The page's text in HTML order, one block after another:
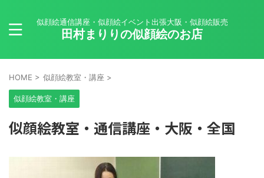
似顔絵通信講座・似顔絵イベント出張大阪・似顔絵販売
田村まりりの似顔絵のお店
HOME > 似顔絵教室・講座 >
似顔絵教室・講座
似顔絵教室・通信講座・大阪・全国